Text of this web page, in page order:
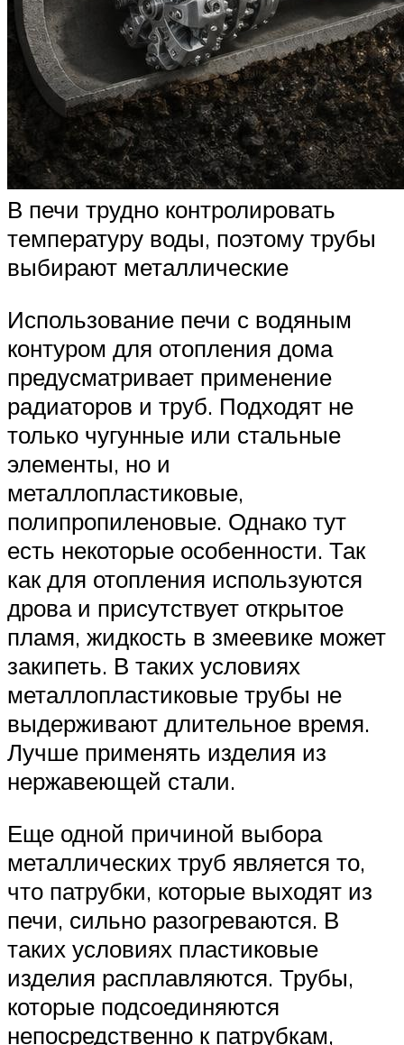
В печи трудно контролировать
температуру воды, поэтому трубы
выбирают металлические
Использование печи с водяным
контуром для отопления дома
предусматривает применение
радиаторов и труб. Подходят не
только чугунные или стальные
элементы, но и
металлопластиковые,
полипропиленовые. Однако тут
есть некоторые особенности. Так
как для отопления используются
дрова и присутствует открытое
пламя, жидкость в змеевике может
закипеть. В таких условиях
металлопластиковые трубы не
выдерживают длительное время.
Лучше применять изделия из
нержавеющей стали.
Еще одной причиной выбора
металлических труб является то,
что патрубки, которые выходят из
печи, сильно разогреваются. В
таких условиях пластиковые
изделия расплавляются. Трубы,
которые подсоединяются
непосредственно к патрубкам,